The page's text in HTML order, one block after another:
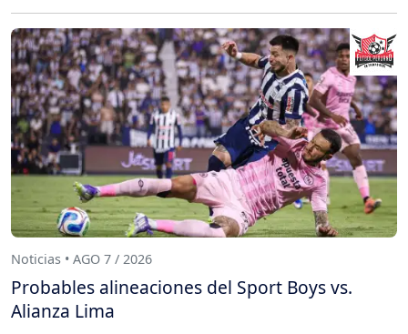
Noticias • AGO 7 / 2026
Probables alineaciones del Sport Boys vs.
Alianza Lima